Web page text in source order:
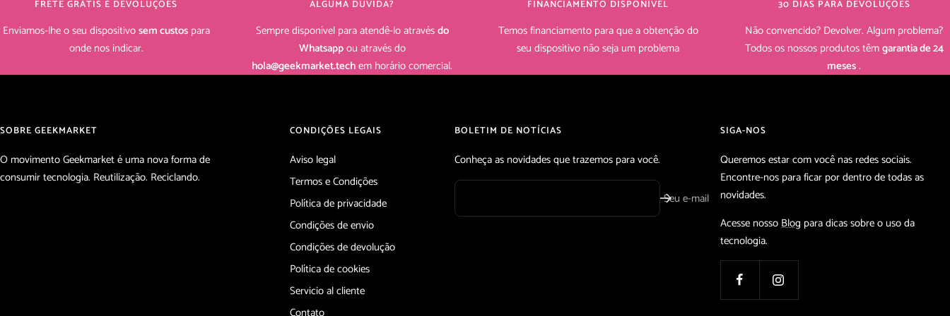
FRETE GRÁTIS E DEVOLUÇÕES
Enviamos-lhe o seu dispositivosem custospara
onde nos indicar.
ALGUMA DUVIDA?
Sempre disponível para atendê-lo atravésdo
Whatsappou através do
hola@geekmarket.techem horário comercial.
FINANCIAMENTO DISPONÍVEL
Temos financiamento para que a obtenção do
seu dispositivo não seja um problema
30 DIAS PARA DEVOLUÇÕES
Não convencido? Devolver. Algum problema?
Todos os nossos produtos têmgarantia de 24
meses.
SOBRE GEEKMARKET
O movimento Geekmarket é uma nova forma de
consumir tecnologia. Reutilização. Reciclando.
CONDIÇÕES LEGAIS
Aviso legal
Termos e Condições
Política de privacidade
Condições de envio
Condições de devolução
Política de cookies
Servicio al cliente
BOLETIM DE NOTÍCIAS
Conheça as novidades que trazemos para você.
Seu e-mail
SIGA-NOS
Queremos estar com você nas redes sociais.
Encontre-nos para ficar por dentro de todas as
novidades.
Acesse nossoBlog para dicas sobre o uso da
tecnologia.